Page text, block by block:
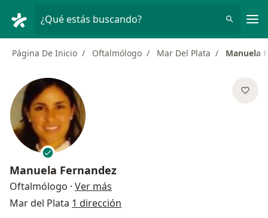
¿Qué estás buscando?
Página De Inicio Oftalmólogo Mar Del Plata Manuela
Manuela Fernandez
Oftalmólogo · Ver más
Mar del Plata 1 dirección